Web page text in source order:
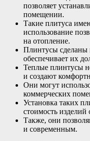
позволяет
помещении.
Такие плитуса
использование
на отопление.
Плинтусы сделаны
обеспечивает их
Теплые плинтусы
и создают
Они могут
коммерческих
Установка таких
стоимость изделий
Также, они
и современным.